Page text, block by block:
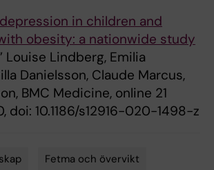
in children and
obesity: a nationwide study
Louise Lindberg, Emilia
Danielsson, Claude Marcus,
BMC Medicine, online 21
doi: 10.1186/s12916-020-1498-z
Fetma och övervikt